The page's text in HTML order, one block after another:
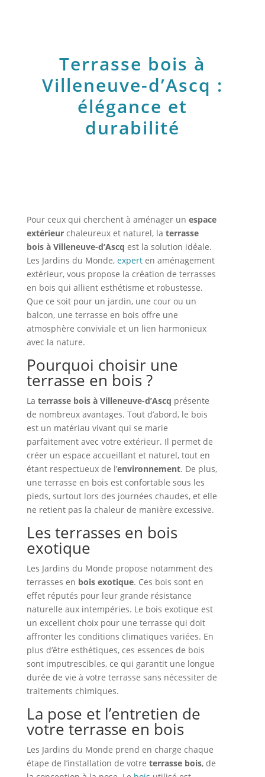
Terrasse bois à
Villeneuve-d’Ascq :
élégance et
durabilité
Pour ceux qui cherchent à aménager un espace
extérieurchaleureux et naturel, la terrasse
bois à Villeneuve-d’Ascq est la solution idéale.
Les Jardins du Monde, experten aménagement
extérieur, vous propose la création de terrasses
en bois qui allient esthétisme et robustesse.
Que ce soit pour un jardin, une cour ou un
balcon, une terrasse en bois offre une
atmosphère conviviale et un lien harmonieux
avec la nature.
Pourquoi choisir une
terrasse en bois ?
La terrasse bois à Villeneuve-d’Ascq présente
de nombreux avantages. Tout d’abord, le bois
est un matériau vivant qui se marie
parfaitement avec votre extérieur. Il permet de
créer un espace accueillant et naturel, tout en
étant respectueux de l’environnement. De plus,
une terrasse en bois est confortable sous les
pieds, surtout lors des journées chaudes, et elle
ne retient pas la chaleur de manière excessive.
Les terrasses en bois
exotique
Les Jardins du Monde propose notamment des
terrasses en bois exotique. Ces bois sont en
effet réputés pour leur grande résistance
naturelle aux intempéries. Le bois exotique est
un excellent choix pour une terrasse qui doit
affronter les conditions climatiques variées. En
plus d’être esthétiques, ces essences de bois
sont imputrescibles, ce qui garantit une longue
durée de vie à votre terrasse sans nécessiter de
traitements chimiques.
La pose et l’entretien de
votre terrasse en bois
Les Jardins du Monde prend en charge chaque
étape de l’installation de votre terrasse bois, de